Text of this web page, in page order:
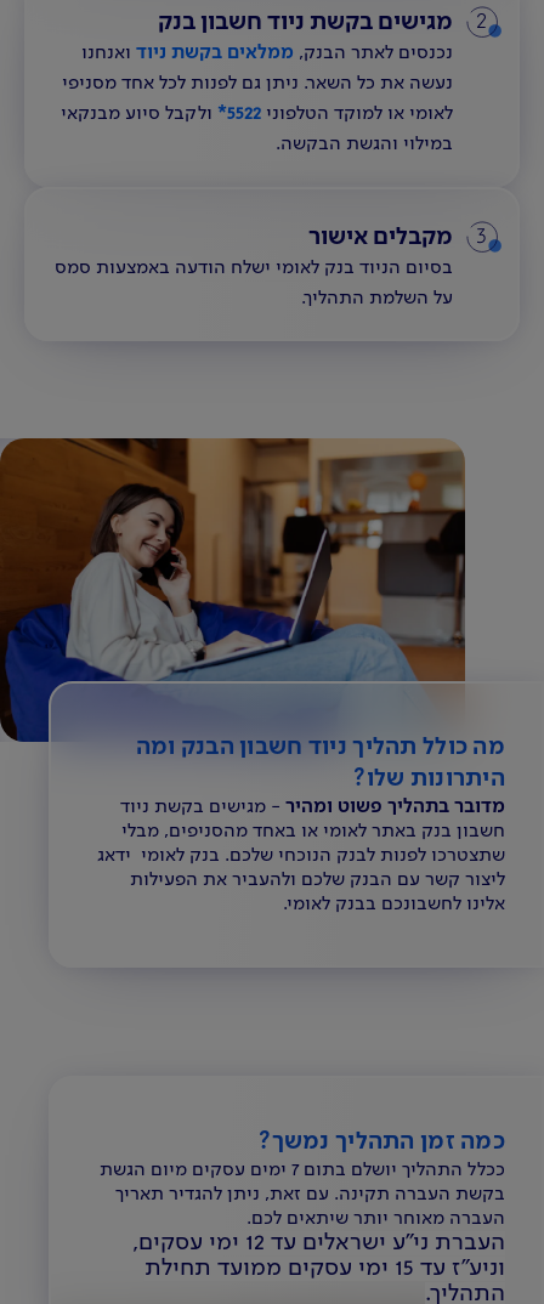
2 מגישים בקשת ניוד חשבון בנק
נכנסים לאתר הבנק, ממלאים בקשת ניודואנחנו
נעשה את כל השאר. ניתן גם לפנות לכל אחד מסניפי
לאומי או למוקד הטלפוני 5522*
ולקבל סיוע מבנקאי
במילוי והגשת הבקשה.
3 מקבלים אישור
בסיום הניוד בנק לאומי ישלח הודעה באמצעות סמס
על השלמת התהליך.
מה כולל תהליך ניוד חשבון הבנק ומה
היתרונות שלו?
מדובר בתהליך פשוט ומהיר - מגישים בקשת ניוד
חשבון בנק באתר לאומי או באחד מהסניפים, מבלי
שתצטרכו לפנות לבנק הנוכחי שלכם. בנק לאומי ידאג
ליצור קשר עם הבנק שלכם ולהעביר את הפעילות
אלינו לחשבונכם בבנק לאומי.
כמה זמן התהליך נמשך?
ככלל התהליך יושלם בתום 7 ימים עסקים מיום הגשת
בקשת העברה תקינה. עם זאת, ניתן להגדיר תאריך
העברה מאוחר יותר שיתאים לכם.
העברת ני"ע ישראלים עד 12 ימי עסקים,
וניע"ז עד 15 ימי עסקים ממועד תחילת
התהליך.